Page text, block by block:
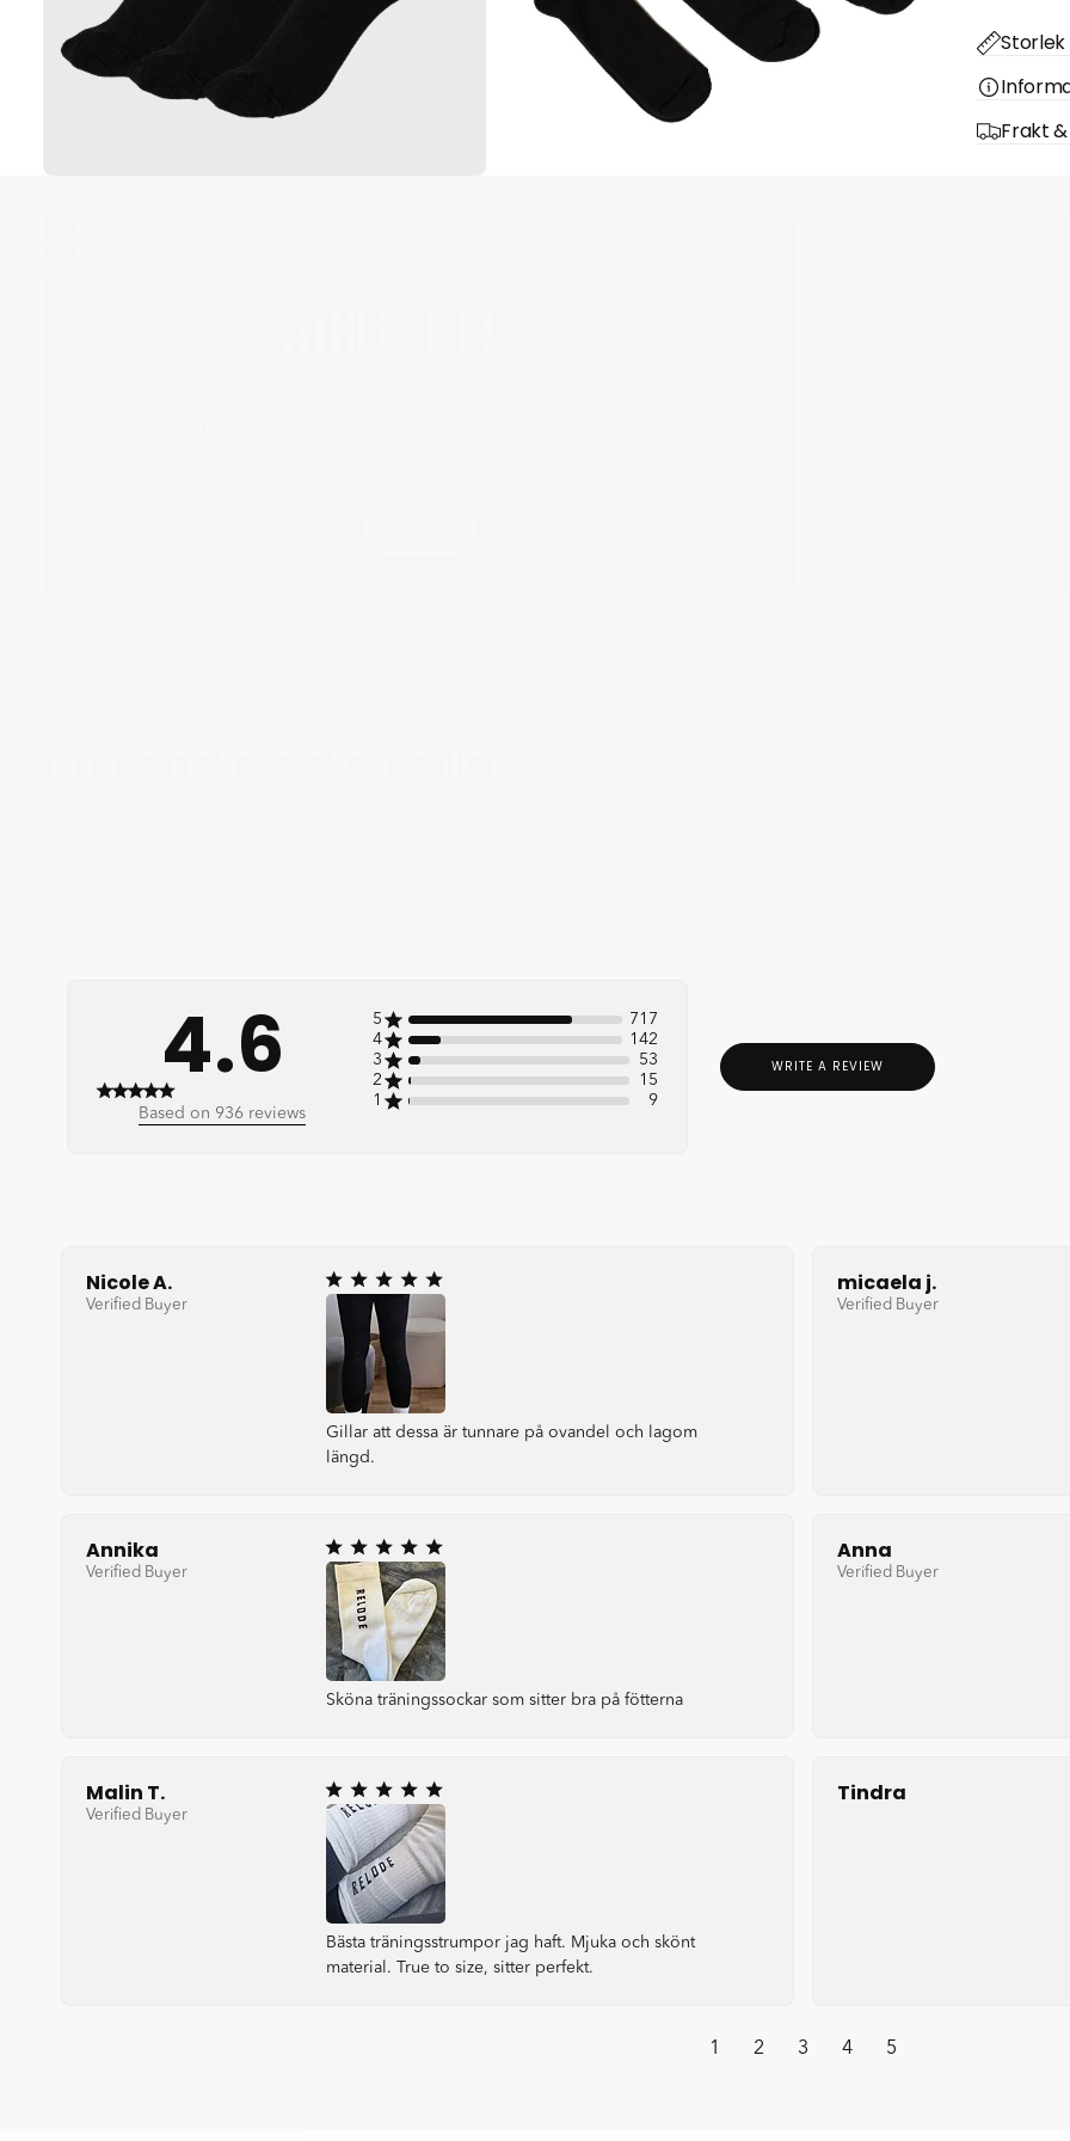
Frakt
4.6
4.6 out of 5 stars 936 total reviews
Based on 936 reviews
5
717
4
142
3
53
2
15
1
9
WRITE A REVIEW
Nicole A.
Verified Buyer
Gillar att dessa är tunnare på ovandel och lagom
längd.
micaela j.
Verified Buyer
Annika
Verified Buyer
Sköna träningssockar som sitter bra på fötterna
Anna
Verified Buyer
Malin T.
Verified Buyer
Bästa träningsstrumpor jag haft. Mjuka och skönt
material. True to size, sitter perfekt.
Tindra
1 2 3 4 5